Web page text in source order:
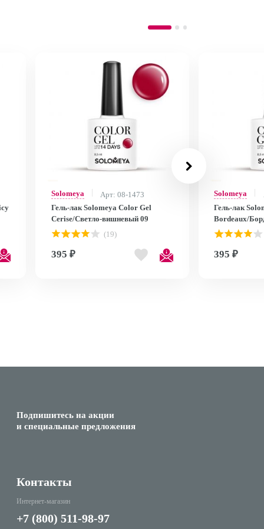
Solomeya
Арт: 08-1473
Гель-лак Solomeya Color Gel
Cerise/Светло-вишневый 09
(19)
395 ₽
Solomeya
Гель-лак
Bordeaux/
395 ₽
Подпишитесь на акции
и специальные предложения
Контакты
Интернет-магазин
+7 (800) 511-98-97